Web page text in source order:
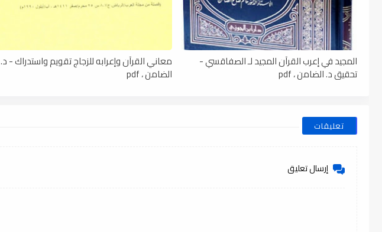
المجيد في إعرب القرآن المجيد لـ الصفاقسي -
تحقيق د. الضامن ، pdf
معاني القرآن وإعرابه للزجاج تقويم واستدراك - د.
الضامن ، pdf
تعليقات
إرسال تعليق